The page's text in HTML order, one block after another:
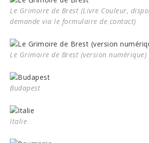
Le Grimoire de Brest (Livre Couleur,
demande via le formulaire de contact)
Le Grimoire de Brest (version numérique)
Budapest
Italie